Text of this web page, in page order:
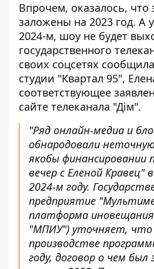
Впрочем, оказалось, что
заложены на 2023 год. А
2024-м, шоу не будет
государственного
своих соцсетях
студии "Квартал 95",
соответствующее
сайте телеканала "Дім".
"Ряд онлайн-медиа и
обнародовали
якобы финансировании
вечер с Еленой Кравец"
2024-м году.
предприятие
платформа
"МПИУ") уточняет, что
производстве
году, договор о чем был